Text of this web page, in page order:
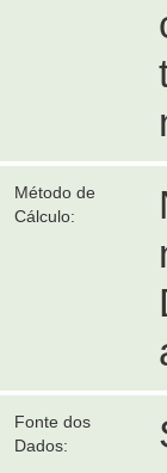
Método de
Cálculo:
Fonte dos
Dados: